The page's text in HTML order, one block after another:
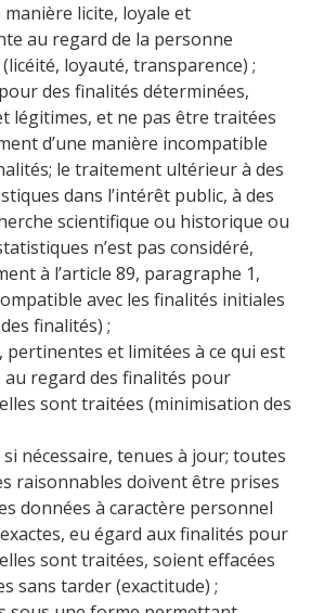
licite, loyale et
au regard de la personne
loyauté, transparence) ;
des finalités déterminées,
légitimes, et ne pas être traitées
d’une manière incompatible
le traitement ultérieur à des
dans l’intérêt public, à des
scientifique ou historique ou
n’est pas considéré,
à l’article 89, paragraphe 1,
avec les finalités initiales
finalités) ;
pertinentes et limitées à ce qui est
au regard des finalités pour
sont traitées (minimisation des
si nécessaire, tenues à jour; toutes
raisonnables doivent être prises
données à caractère personnel
eu égard aux finalités pour
sont traitées, soient effacées
sans tarder (exactitude) ;